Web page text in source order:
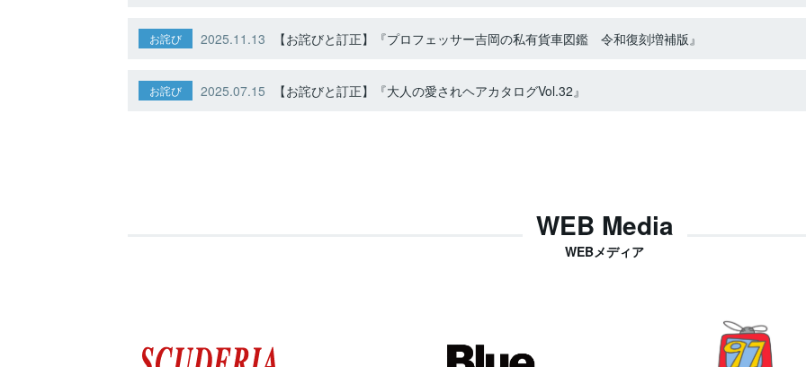
お詫び 2025.11.13 【お詫びと訂正】『プロフェッサー吉岡の私有貨車図鑑 令和復刻増補版』
お詫び 2025.07.15 【お詫びと訂正】『大人の愛されヘアカタログVol.32』
WEB Media
WEBメディア